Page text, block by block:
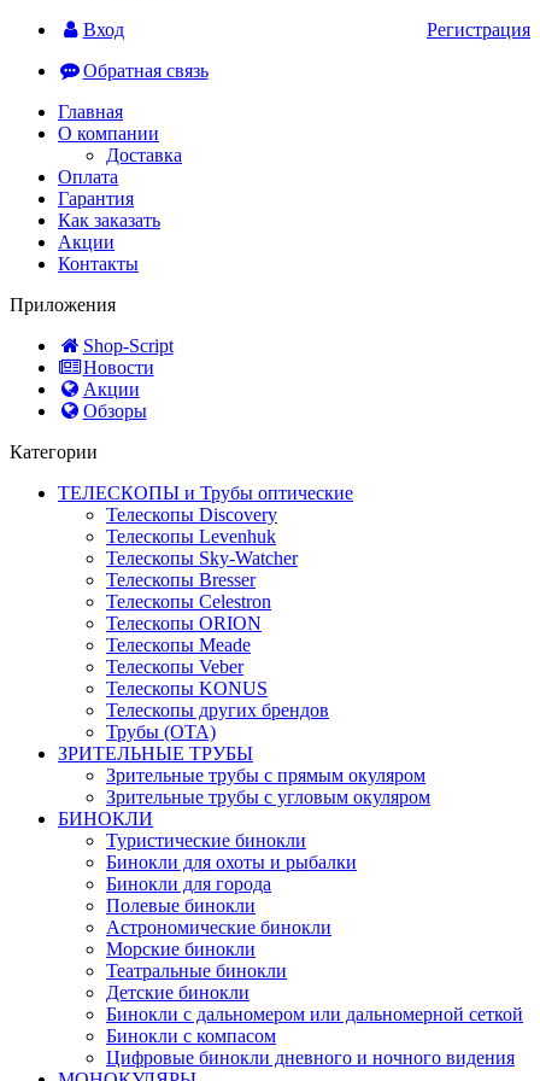
Регистрация
Вход
Обратная связь
Главная
О компании
Доставка
Оплата
Гарантия
Как заказать
Акции
Контакты
Приложения
Shop-Script
Новости
Акции
Обзоры
Категории
ТЕЛЕСКОПЫ и Трубы оптические
Телескопы Discovery
Телескопы Levenhuk
Телескопы Sky-Watcher
Телескопы Bresser
Телескопы Celestron
Телескопы ORION
Телескопы Meade
Телескопы Veber
Телескопы KONUS
Телескопы других брендов
Трубы (ОТА)
ЗРИТЕЛЬНЫЕ ТРУБЫ
Зрительные трубы с прямым окуляром
Зрительные трубы с угловым окуляром
БИНОКЛИ
Туристические бинокли
Бинокли для охоты и рыбалки
Бинокли для города
Полевые бинокли
Астрономические бинокли
Морские бинокли
Театральные бинокли
Детские бинокли
Бинокли с дальномером или дальномерной сеткой
Бинокли с компасом
Цифровые бинокли дневного и ночного видения